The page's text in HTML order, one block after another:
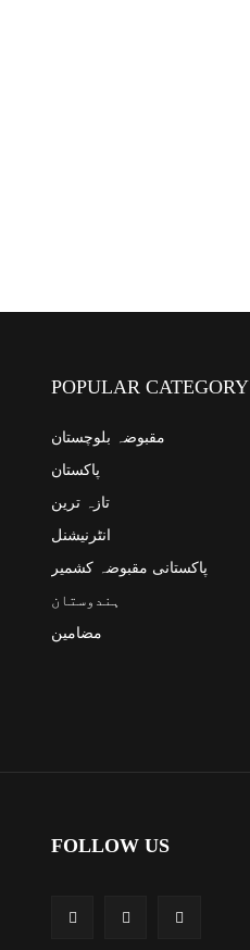
POPULAR CATEGORY
مقبوضہ بلوچستان
پاکستان
تازہ ترین
انٹرنیشنل
پاکستانی مقبوضہ کشمیر
ہندوستان
مضامین
FOLLOW US